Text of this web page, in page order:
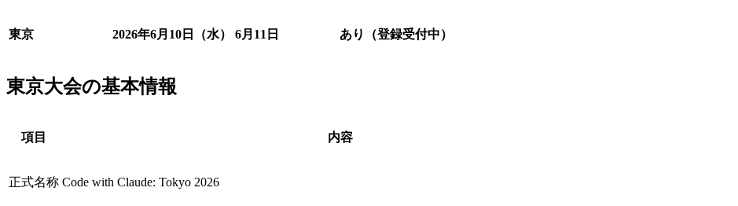
東京 2026年6月10日（水） 6月11日 あり（登録受付中）
東京大会の基本情報
項目 内容
正式名称 Code with Claude: Tokyo 2026